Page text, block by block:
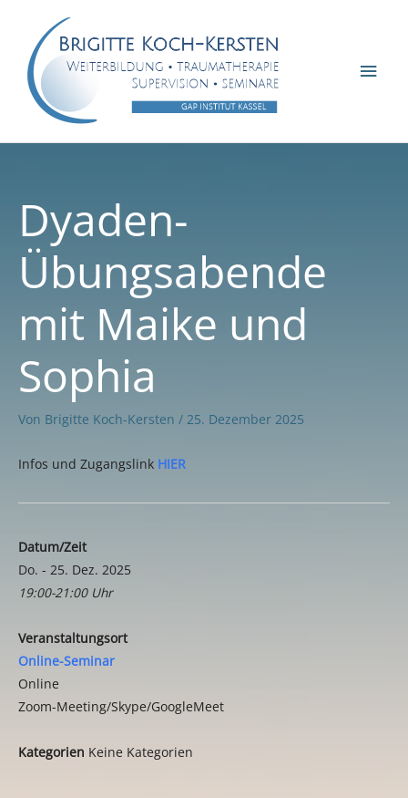
springen
Dyaden-
Übungsabende
mit Maike und
Sophia
Von Brigitte Koch-Kersten / 25. Dezember 2025
Infos und Zugangslink HIER
Datum/Zeit
Do. - 25. Dez. 2025
19:00-21:00 Uhr
Veranstaltungsort
Online-Seminar
Online
Zoom-Meeting/Skype/GoogleMeet
Kategorien Keine Kategorien